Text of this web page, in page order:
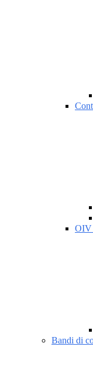
OIV
Bandi di